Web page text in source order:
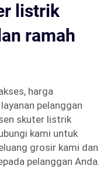
listrik
ramah
harga
pelanggan
skuter listrik
kami untuk
grosir kami dan
pelanggan Anda.